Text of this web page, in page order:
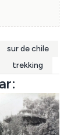
sur de chile
trekking